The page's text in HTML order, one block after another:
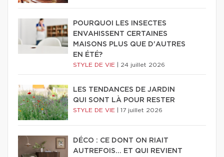
POURQUOI LES INSECTES
ENVAHISSENT CERTAINES
MAISONS PLUS QUE D'AUTRES
EN ÉTÉ?
STYLE DE VIE 24 juillet 2026
LES TENDANCES DE JARDIN
QUI SONT LÀ POUR RESTER
STYLE DE VIE 17 juillet 2026
DÉCO : CE DONT ON RIAIT
AUTREFOIS... ET QUI REVIENT